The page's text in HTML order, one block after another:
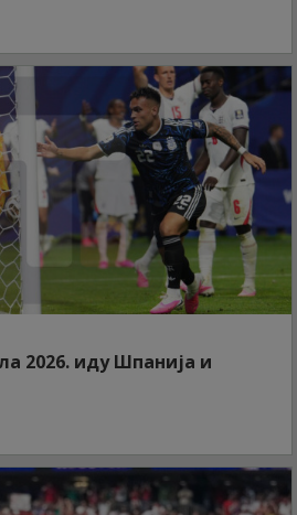
2026. иду Шпанија и